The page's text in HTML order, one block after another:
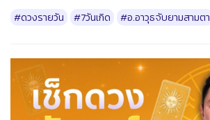
#ดวงรายวัน #7วันเกิด #อ.อาวุธจับยามสามตา